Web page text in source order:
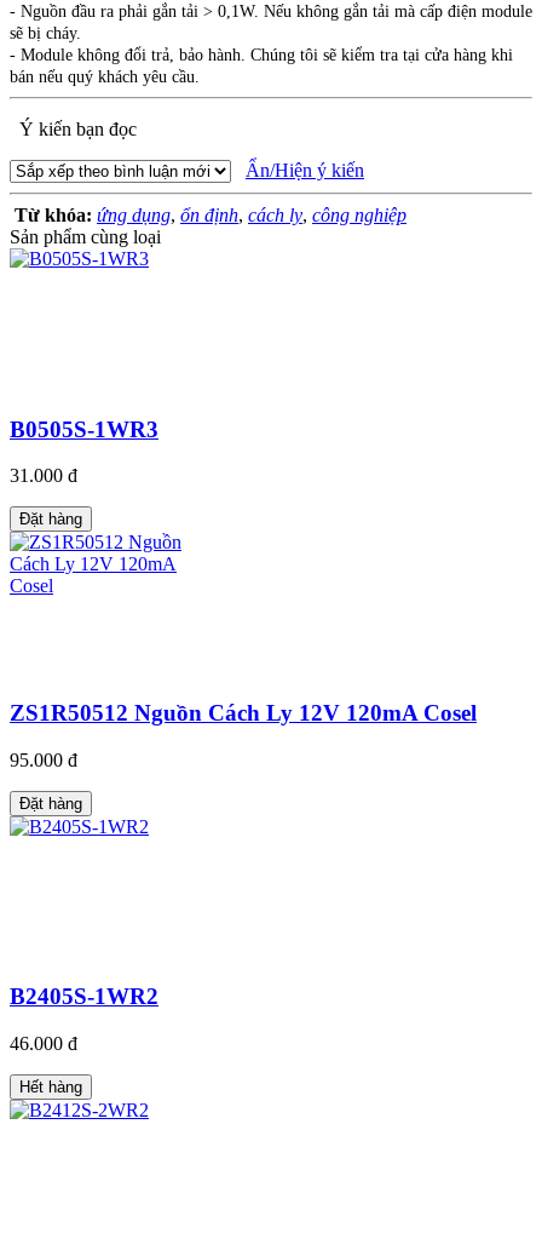
- Nguồn đầu ra phải gắn tải > 0,1W. Nếu không gắn tải mà cấp điện module
sẽ bị cháy.
- Module không đổi trả, bảo hành. Chúng tôi sẽ kiểm tra tại cửa hàng khi
bán nếu quý khách yêu cầu.
Ý kiến bạn đọc
Ẩn/Hiện ý kiến
Từ khóa: ứng dụng, ổn định, cách ly, công nghiệp
Sản phẩm cùng loại
B0505S-1WR3
31.000 đ
Đặt hàng
ZS1R50512 Nguồn Cách Ly 12V 120mA Cosel
95.000 đ
Đặt hàng
B2405S-1WR2
46.000 đ
Hết hàng